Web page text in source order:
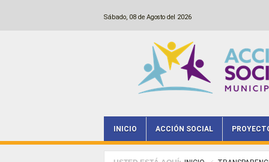
Sábado, 08 de Agosto del 2026
Main menu
INICIO ACCIÓN SOCIAL